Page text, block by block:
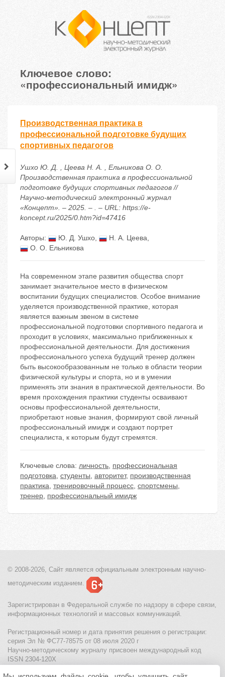
Ключевое слово:
«профессиональный имидж»
Производственная практика в
профессиональной подготовке будущих
спортивных педагогов
Ушхо Ю. Д. , Цеева Н. А. , Ельникова О. О.
Производственная практика в профессиональной
подготовке будущих спортивных педагогов //
Научно-методический электронный журнал
«Концепт». – 2025. – . – URL: https://e-
koncept.ru/2025/0.htm?id=47416
Авторы: Ю. Д. Ушхо, Н. А. Цеева,
О. О. Ельникова
На современном этапе развития общества спорт
занимает значительное место в физическом
воспитании будущих специалистов. Особое внимание
уделяется производственной практике, которая
является важным звеном в системе
профессиональной подготовки спортивного педагога и
проходит в условиях, максимально приближенных к
профессиональной деятельности. Для достижения
профессионального успеха будущий тренер должен
быть высокообразованным не только в области теории
физической культуры и спорта, но и в умении
применять эти знания в практической деятельности. Во
время прохождения практики студенты осваивают
основы профессиональной деятельности,
приобретают новые знания, формируют свой личный
профессиональный имидж и создают портрет
специалиста, к которым будут стремятся.
Ключевые слова: личность, профессиональная
подготовка, студенты, авторитет, производственная
практика, тренировочный процесс, спортсмены,
тренер, профессиональный имидж
© 2008-2026, Сайт является официальным электронным научно-
методическим изданием.
Зарегистрирован в Федеральной службе по надзору в сфере связи,
информационных технологий и массовых коммуникаций.
Регистрационный номер и дата принятия решения о регистрации:
серия Эл № ФС77-78575 от 08 июля 2020 г
Научно-методическому журналу присвоен международный код
ISSN 2304-120X